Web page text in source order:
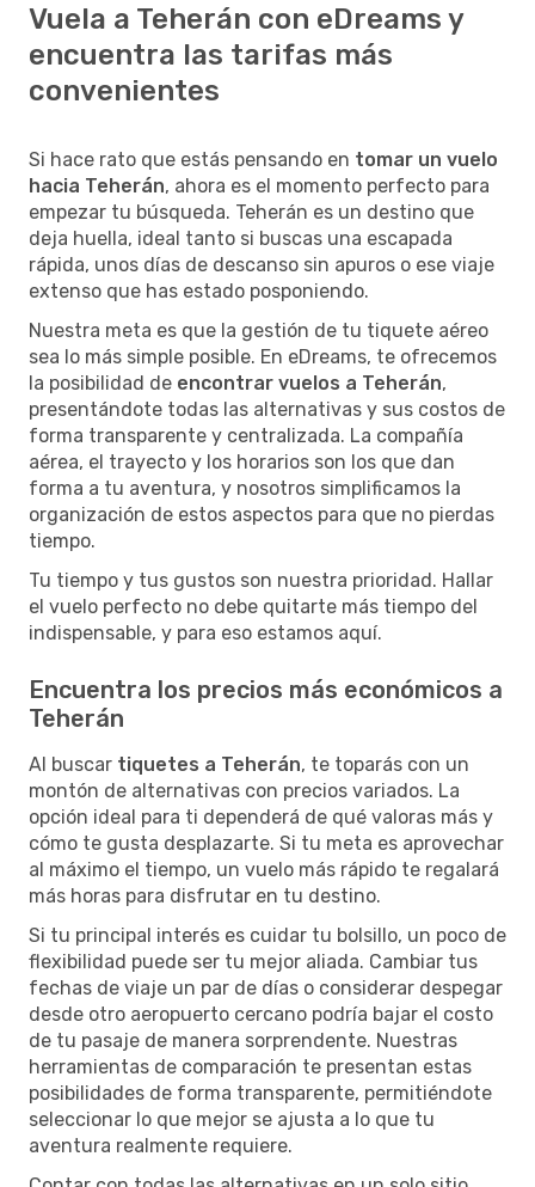
Vuela a Teherán con eDreams y
encuentra las tarifas más
convenientes
Si hace rato que estás pensando en tomar un vuelo
hacia Teherán, ahora es el momento perfecto para
empezar tu búsqueda. Teherán es un destino que
deja huella, ideal tanto si buscas una escapada
rápida, unos días de descanso sin apuros o ese viaje
extenso que has estado posponiendo.
Nuestra meta es que la gestión de tu tiquete aéreo
sea lo más simple posible. En eDreams, te ofrecemos
la posibilidad de encontrar vuelos a Teherán,
presentándote todas las alternativas y sus costos de
forma transparente y centralizada. La compañía
aérea, el trayecto y los horarios son los que dan
forma a tu aventura, y nosotros simplificamos la
organización de estos aspectos para que no pierdas
tiempo.
Tu tiempo y tus gustos son nuestra prioridad. Hallar
el vuelo perfecto no debe quitarte más tiempo del
indispensable, y para eso estamos aquí.
Encuentra los precios más económicos a
Teherán
Al buscar tiquetes a Teherán, te toparás con un
montón de alternativas con precios variados. La
opción ideal para ti dependerá de qué valoras más y
cómo te gusta desplazarte. Si tu meta es aprovechar
al máximo el tiempo, un vuelo más rápido te regalará
más horas para disfrutar en tu destino.
Si tu principal interés es cuidar tu bolsillo, un poco de
flexibilidad puede ser tu mejor aliada. Cambiar tus
fechas de viaje un par de días o considerar despegar
desde otro aeropuerto cercano podría bajar el costo
de tu pasaje de manera sorprendente. Nuestras
herramientas de comparación te presentan estas
posibilidades de forma transparente, permitiéndote
seleccionar lo que mejor se ajusta a lo que tu
aventura realmente requiere.